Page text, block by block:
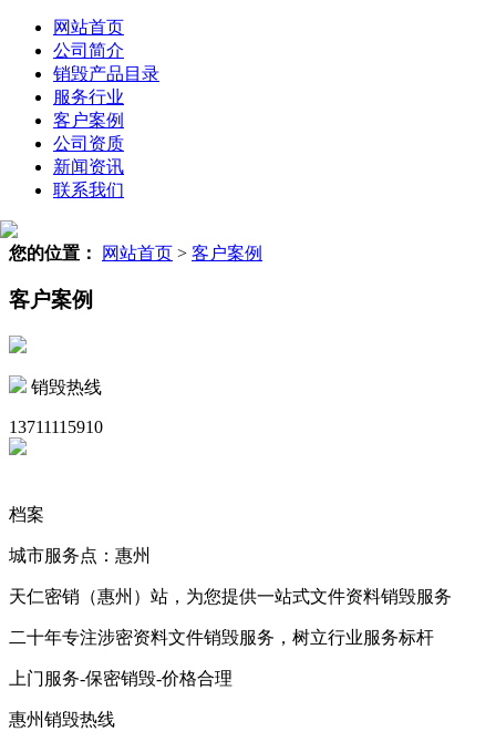
网站首页
公司简介
销毁产品目录
服务行业
客户案例
公司资质
新闻资讯
联系我们
您的位置： 网站首页 > 客户案例
客户案例
销毁热线
13711115910
档案
城市服务点：惠州
天仁密销（惠州）站，为您提供一站式文件资料销毁服务
二十年专注涉密资料文件销毁服务，树立行业服务标杆
上门服务-保密销毁-价格合理
惠州销毁热线